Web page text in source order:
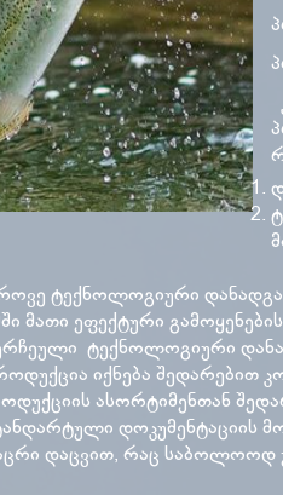
ტექნოლოგიური
მათი ეფექტური
ტექნოლოგიური
იქნება შედარებით
ასორტიმენთან
დოკუმენტაციის
დაცვით, რაც